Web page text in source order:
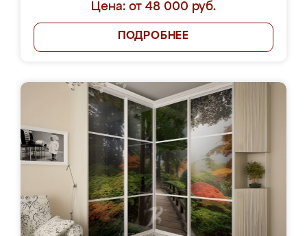
Цена: от 48 000 руб.
ПОДРОБНЕЕ